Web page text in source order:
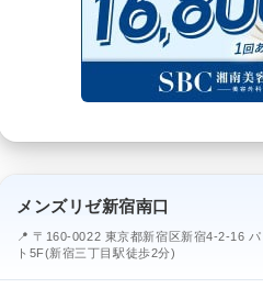
メンズリゼ新宿南口
📍 〒160-0022 東京都新宿区新宿4-2-16
ト5F(新宿三丁目駅徒歩2分)